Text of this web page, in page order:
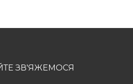
ЗВ'ЯЖЕМОСЯ